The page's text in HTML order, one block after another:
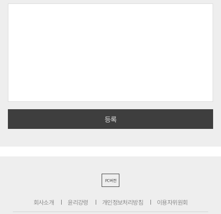
PC버전
회사소개 윤리강령 개인정보처리방침 이용자위원회